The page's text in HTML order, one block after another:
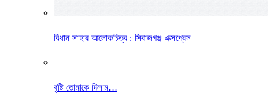
বিধান সাহার আলোকচিত্র : সিরাজগঞ্জ এক্সপ্রেস
বৃষ্টি তোমাকে দিলাম…